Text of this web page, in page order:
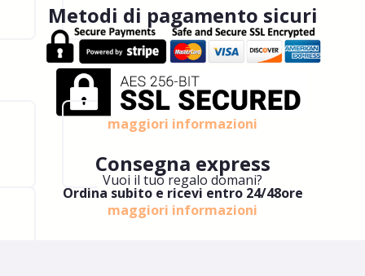
Metodi di pagamento sicuri
maggiori informazioni
Consegna express
Vuoi il tuo regalo domani?
Ordina subito e ricevi entro 24/48ore
maggiori informazioni